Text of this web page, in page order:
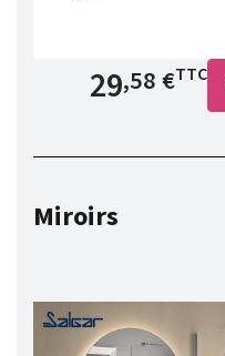
Prix de base
29,58 €TTC
Miroirs